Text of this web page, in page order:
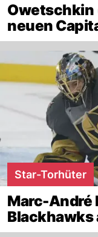
neuen
Star-Torhüter
Marc-André
Blackhawks